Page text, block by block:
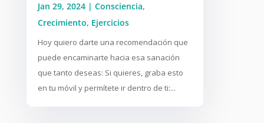
Jan 29, 2024| Consciencia,
Crecimiento, Ejercicios
Hoy quiero darte una recomendación que
puede encaminarte hacia esa sanación
que tanto deseas: Si quieres, graba esto
en tu móvil y permítete ir dentro de ti:...